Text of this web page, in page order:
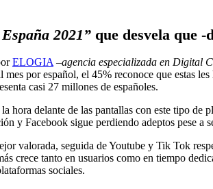
2021” que desvela que
ELOGIA –agencia especializada en Digital
por español, el 45% reconoce que estas
casi 27 millones de españoles.
hora delante de las pantallas con este tipo
y Facebook sigue perdiendo adeptos pese a
valorada, seguida de Youtube y Tik Tok
crece tanto en usuarios como en tiempo
sociales.